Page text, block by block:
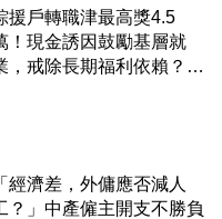
援戶轉職津最高獎4.5
！現金誘因鼓勵基層就
，戒除長期福利依賴？鄧
「經濟差，外傭應否減人
？」中產僱主開支不勝負